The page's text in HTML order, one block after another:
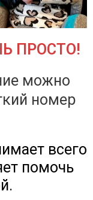
ПРОСТО!
можно
номер
всего
помочь